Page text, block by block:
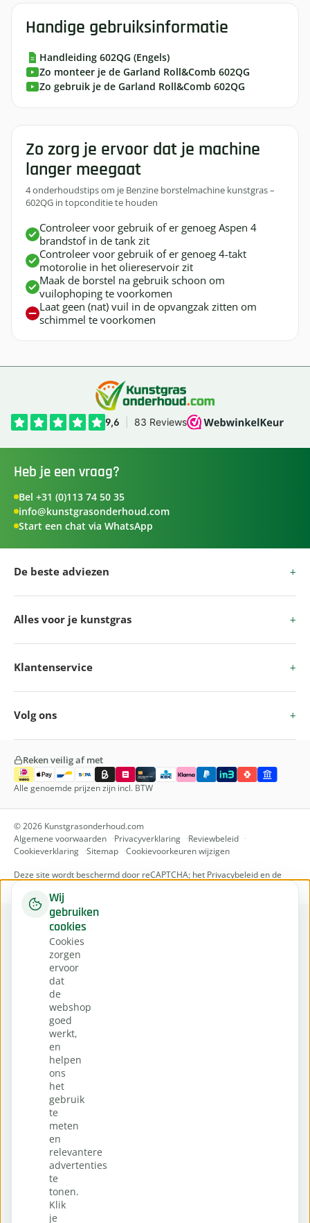
Handige gebruiksinformatie
Handleiding 602QG (Engels)
Zo monteer je de Garland Roll&Comb 602QG
Zo gebruik je de Garland Roll&Comb 602QG
Zo zorg je ervoor dat je machine
langer meegaat
4 onderhoudstips om je Benzine borstelmachine kunstgras –
602QG in topconditie te houden
Controleer voor gebruik of er genoeg Aspen 4
brandstof in de tank zit
Controleer voor gebruik of er genoeg 4-takt
motorolie in het oliereservoir zit
Maak de borstel na gebruik schoon om
vuilophoping te voorkomen
Laat geen (nat) vuil in de opvangzak zitten om
schimmel te voorkomen
Heb je een vraag?
Bel +31 (0)113 74 50 35
info@kunstgrasonderhoud.com
Start een chat via WhatsApp
De beste adviezen
Alles voor je kunstgras
Klantenservice
Volg ons
© 2026 Kunstgrasonderhoud.com
Algemene voorwaarden
Privacyverklaring
Reviewbeleid
Cookieverklaring
Sitemap
Cookievoorkeuren wijzigen
Deze site wordt beschermd door reCAPTCHA; het Privacybeleiden de
Reken veilig af met
Alle genoemde prijzen zijn incl. BTW
Wij
gebruiken
cookies
Cookies
zorgen
ervoor
dat
de
webshop
goed
werkt,
en
helpen
ons
het
gebruik
te
meten
en
relevantere
advertenties
te
tonen.
Klik
je